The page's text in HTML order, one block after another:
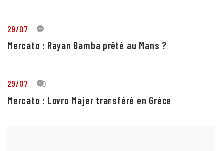
29/07 1
Mercato : Rayan Bamba prêté au Mans ?
29/07 10
Mercato : Lovro Majer transféré en Grèce